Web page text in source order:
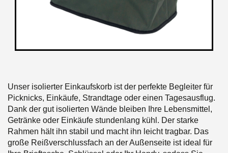
Unser isolierter Einkaufskorb ist der perfekte Begleiter für
Picknicks, Einkäufe, Strandtage oder einen Tagesausflug.
Dank der gut isolierten Wände bleiben Ihre Lebensmittel,
Getränke oder Einkäufe stundenlang kühl. Der starke
Rahmen hält ihn stabil und macht ihn leicht tragbar. Das
große Reißverschlussfach an der Außenseite ist ideal für